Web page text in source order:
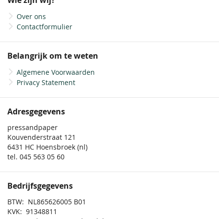
nieuwsbrief
Over ons
Contactformulier
Belangrijk om te weten
Algemene Voorwaarden
Privacy Statement
Adresgegevens
pressandpaper
Kouvenderstraat 121
6431 HC Hoensbroek (nl)
tel. 045 563 05 60
Bedrijfsgegevens
BTW: NL865626005 B01
KVK: 91348811